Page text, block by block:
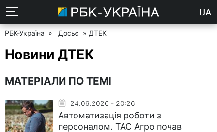
UA
РБК-Україна » Досьє » ДТЕК
Новини ДТЕК
МАТЕРІАЛИ ПО ТЕМІ
24.06.2026 - 20:26
Автоматизація роботи з
персоналом. ТАС Агро почав